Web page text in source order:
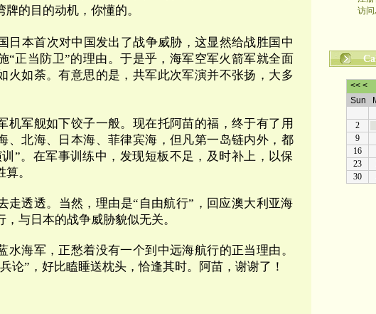
的目的动机，你懂的。
日本首次对中国发出了战争威胁，这显然给战胜国中
“正当防卫”的理由。于是乎，海军空军火箭军就全面
火如荼。有意思的是，共军此次军演并不张扬，大多
机军舰如下饺子一般。现在托阿苗的福，终于有了用
、北海、日本海、菲律宾海，但凡第一岛链内外，都
”。在军事训练中，发现短板不足，及时补上，以保
。
走透透。当然，理由是“自由航行”，回应澳大利亚海
与日本的战争威胁貌似无关。
水海军，正愁着没有一个到中远海航行的正当理由。
论”，好比瞌睡送枕头，恰逢其时。
阿苗，谢谢了！
访问